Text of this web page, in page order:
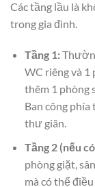
Các tầng lầu là
trong gia đình.
Tầng 1:
WC riêng và 1
thêm 1 phòng
Ban công
thư giãn.
Tầng 2 (nếu
phòng giặt,
mà có thể